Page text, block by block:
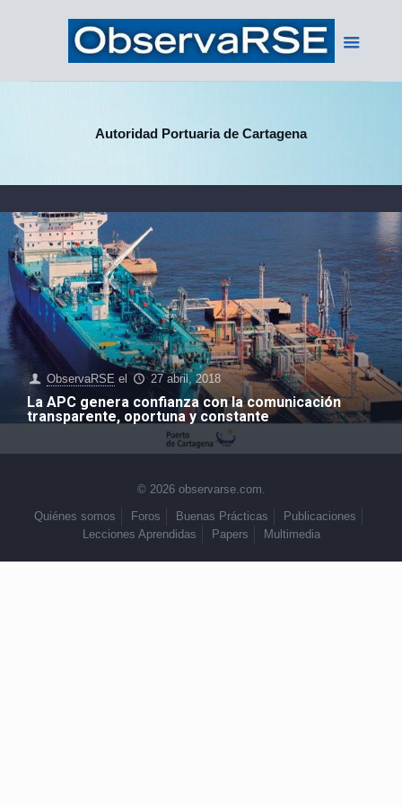
Autoridad Portuaria de Cartagena
ObservaRSE el 27 abril, 2018
La APC genera confianza con la comunicación
transparente, oportuna y constante
© 2026 observarse.com.
Quiénes somos
Foros Buenas Prácticas
Publicaciones
Lecciones Aprendidas
Papers Multimedia